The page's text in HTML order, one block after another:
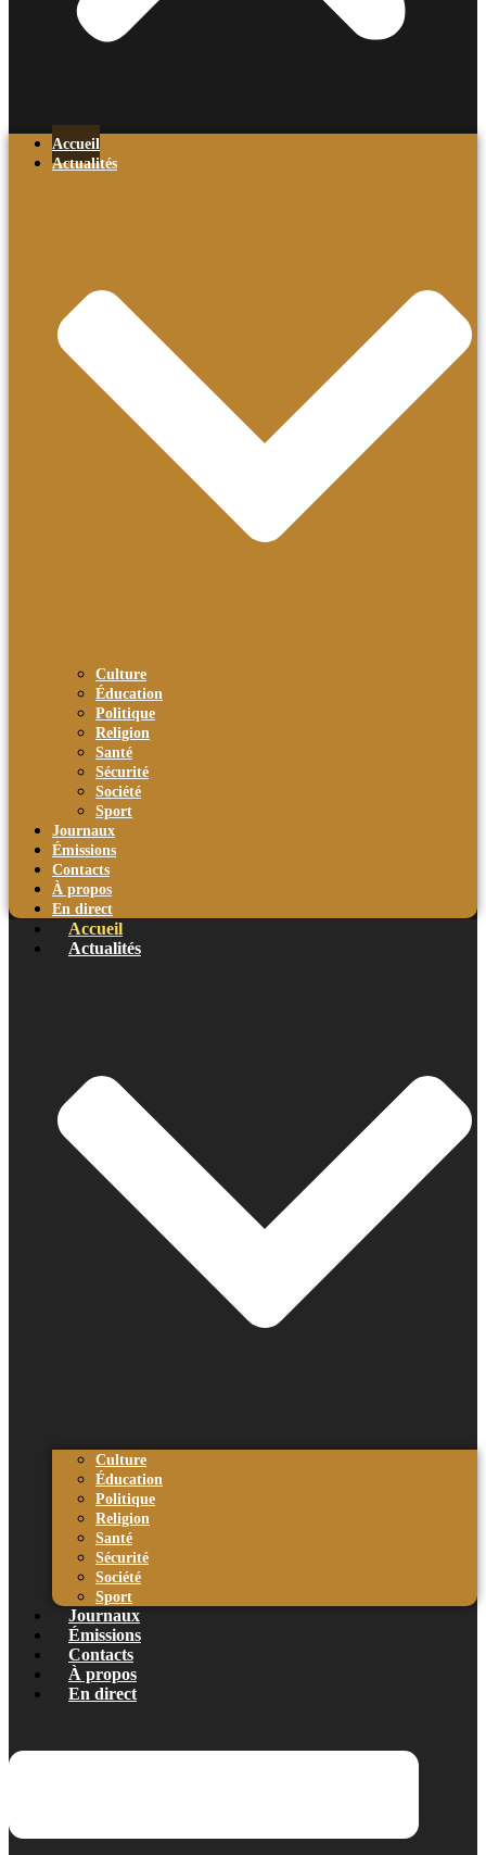
Accueil
Actualités
Culture
Éducation
Politique
Religion
Santé
Sécurité
Société
Sport
Journaux
Émissions
Contacts
À propos
En direct
Accueil
Actualités
Culture
Éducation
Politique
Religion
Santé
Sécurité
Société
Sport
Journaux
Émissions
Contacts
À propos
En direct